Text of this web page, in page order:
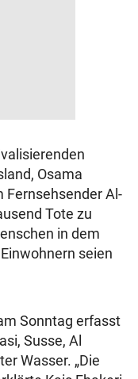
Osama
Fernsehsender Al-
Tote zu
in dem
seien
Sonntag erfasst
Susse, Al
Wasser. „Die